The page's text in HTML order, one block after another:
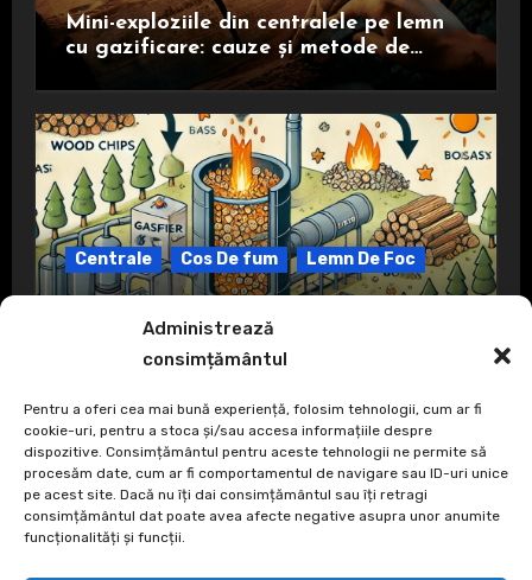
Administrează
consimțământul
Pentru a oferi cea mai bună experiență, folosim tehnologii, cum ar fi
cookie-uri, pentru a stoca și/sau accesa informațiile despre
dispozitive. Consimțământul pentru aceste tehnologii ne permite să
procesăm date, cum ar fi comportamentul de navigare sau ID-uri unice
pe acest site. Dacă nu îți dai consimțământul sau îți retragi
consimțământul dat poate avea afecte negative asupra unor anumite
funcționalități și funcții.
Mini-exploziile din centralele pe lemn
cu gazificare: cauze și metode de
Centrale Cos De fum Lemn De Foc